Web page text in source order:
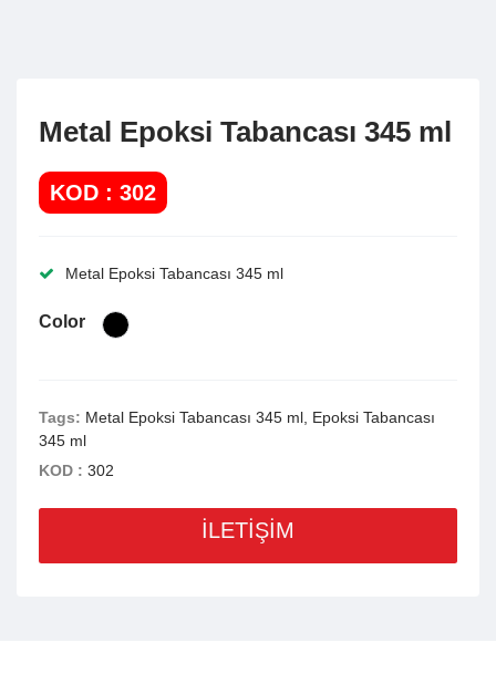
Metal Epoksi Tabancası 345 ml
KOD : 302
Metal Epoksi Tabancası 345 ml
Color
Tags: Metal Epoksi Tabancası 345 ml, Epoksi Tabancası
345 ml
KOD : 302
İLETİŞİM